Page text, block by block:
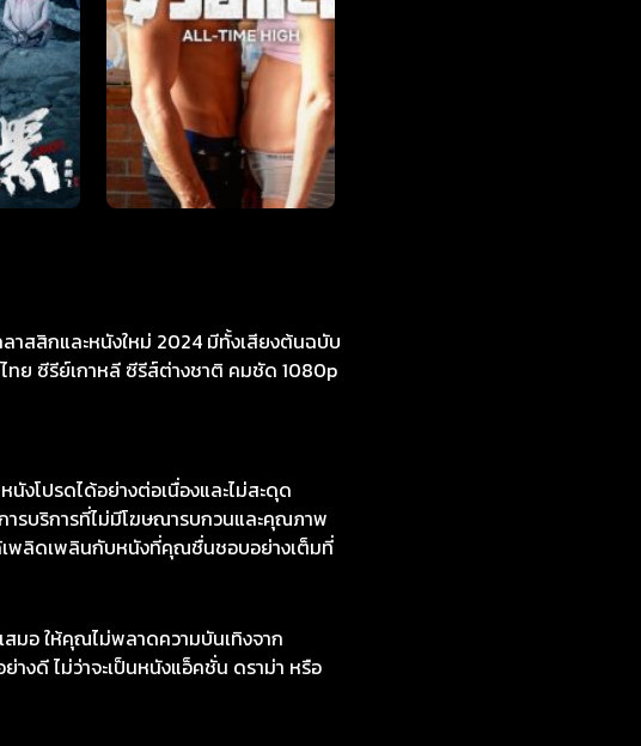
าสสิกและหนังใหม่ 2024 มีทั้งเสียงต้นฉบับ
ย ซีรีย์เกาหลี ซีรีส์ต่างชาติ คมชัด 1080p
โปรดได้อย่างต่อเนื่องและไม่สะดุด
ารบริการที่ไม่มีโฆษณารบกวนและคุณภาพ
พลิดเพลินกับหนังที่คุณชื่นชอบอย่างเต็มที่
สมอ ให้คุณไม่พลาดความบันเทิงจาก
งดี ไม่ว่าจะเป็นหนังแอ็คชั่น ดราม่า หรือ